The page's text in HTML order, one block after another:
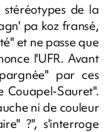
stéréotypes de la
pa koz fransé,
et ne passe que
l'UFR. Avant
par ces
Couapel-Sauret".
ni de couleur
?", s'interroge